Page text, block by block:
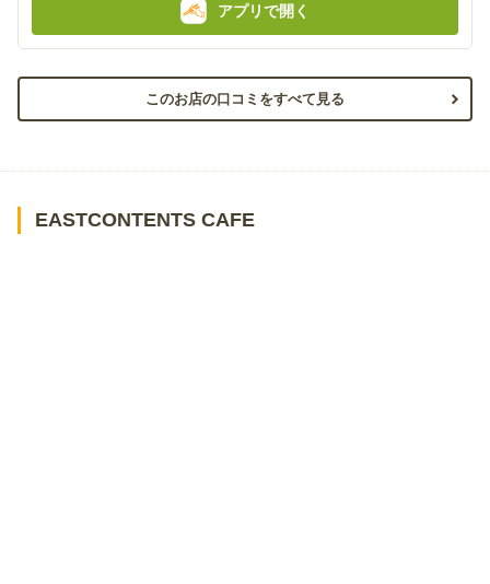
アプリで開く
このお店の口コミをすべて見る
EASTCONTENTS CAFE